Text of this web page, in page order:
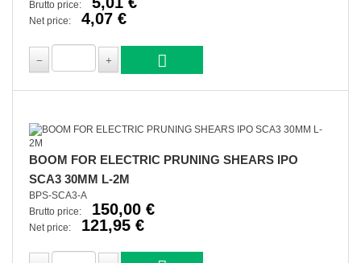
Brutto price:
Net price: 4,07 €
BOOM FOR ELECTRIC PRUNING SHEARS IPO
SCA3 30MM L-2M
BPS-SCA3-A
Brutto price:
150,00 €
Net price: 121,95 €